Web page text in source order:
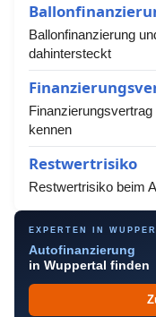
Ballonfinanzierung
dahintersteckt
kennen
Restwertrisiko
Restwertrisiko beim
EXPERTEN IN
Autofinanzierung
in Wuppertal finden